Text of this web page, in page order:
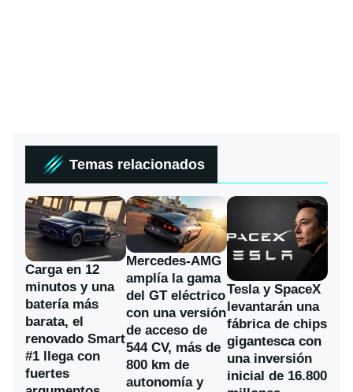
Temas relacionados
Carga en 12
minutos y una
batería más
barata, el
renovado Smart
#1 llega con
fuertes
Mercedes-AMG
amplía la gama
del GT eléctrico
con una versión
de acceso de
544 CV, más de
800 km de
autonomía y
Tesla y SpaceX
levantarán una
fábrica de chips
gigantesca con
una inversión
inicial de 16.800